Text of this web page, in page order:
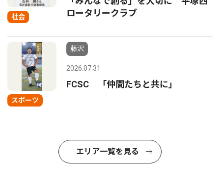
社会
ロータリークラブ
スポーツ
藤沢
2026.07.31
FCSC 「仲間たちと共に」
エリア一覧を見る